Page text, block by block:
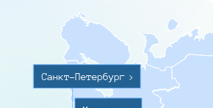
Санкт-Петербург >